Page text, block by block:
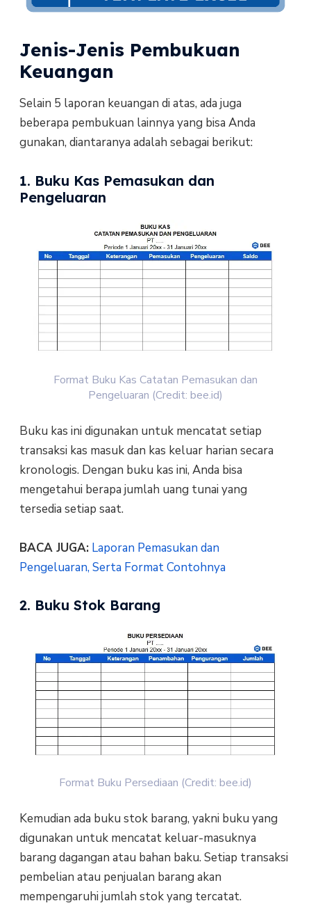
Jenis-Jenis Pembukuan
Keuangan
Selain 5 laporan keuangan di atas, ada juga
beberapa pembukuan lainnya yang bisa Anda
gunakan, diantaranya adalah sebagai berikut:
1. Buku Kas Pemasukan dan
Pengeluaran
Format Buku Kas Catatan Pemasukan dan
Pengeluaran (Credit: bee.id)
Buku kas ini digunakan untuk mencatat setiap
transaksi kas masuk dan kas keluar harian secara
kronologis. Dengan buku kas ini, Anda bisa
mengetahui berapa jumlah uang tunai yang
tersedia setiap saat.
BACA JUGA: Laporan Pemasukan dan
Pengeluaran, Serta Format Contohnya
2. Buku Stok Barang
Format Buku Persediaan (Credit: bee.id)
Kemudian ada buku stok barang, yakni buku yang
digunakan untuk mencatat keluar-masuknya
barang dagangan atau bahan baku. Setiap transaksi
pembelian atau penjualan barang akan
mempengaruhi jumlah stok yang tercatat.